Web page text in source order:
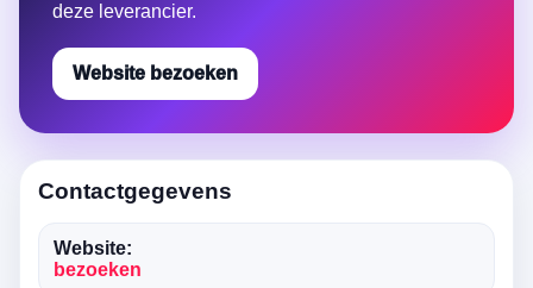
deze leverancier.
Website bezoeken
Contactgegevens
Website:
bezoeken